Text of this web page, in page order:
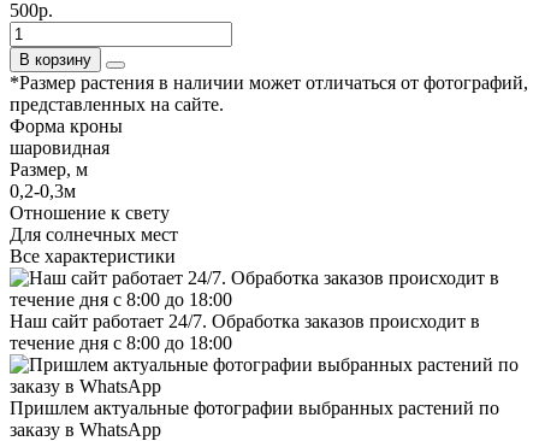
500р.
В корзину
*Размер растения в наличии может отличаться от фотографий,
представленных на сайте.
Форма кроны
шаровидная
Размер, м
0,2-0,3м
Отношение к свету
Для солнечных мест
Все характеристики
Наш сайт работает 24/7. Обработка заказов происходит в
течение дня с 8:00 до 18:00
Пришлем актуальные фотографии выбранных растений по
заказу в WhatsApp